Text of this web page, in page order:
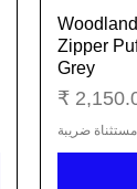
Zipper
Grey
البيع
مستثناة ضريبة